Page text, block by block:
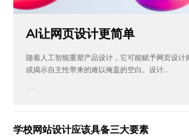
AI让网页设计更简单
随着人工智能重塑产品设计，它可能赋予网页设计
或揭示自主性带来的难以掩盖的空白。设计...
——
学校网站设计应该具备三大要素